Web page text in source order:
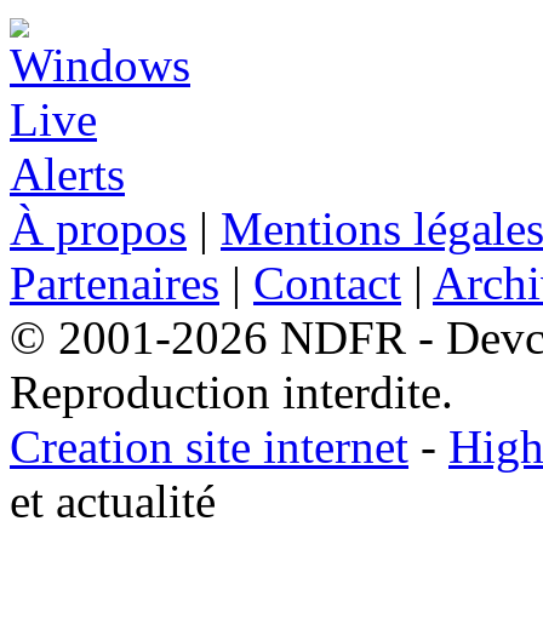
À propos | Mentions légales
Partenaires | Contact |
© 2001-2026 NDFR -
Reproduction interdite.
Creation site internet -
et actualité